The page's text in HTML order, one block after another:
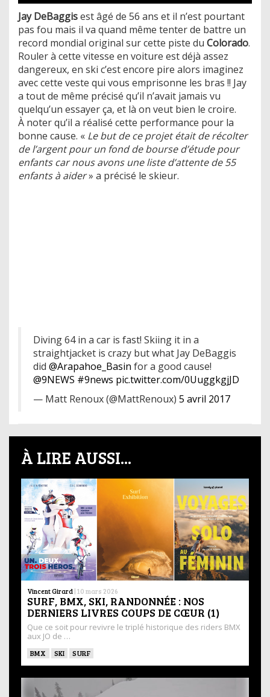
Jay DeBaggisest âgé de 56 ans et il n’est pourtant
pas fou mais il va quand même tenter de battre un
record mondial original sur cette piste du Colorado.
Rouler à cette vitesse en voiture est déjà assez
dangereux, en ski c’est encore pire alors imaginez
avec cette veste qui vous emprisonne les bras !! Jay
a tout de même précisé qu’il n’avait jamais vu
quelqu’un essayer ça, et là on veut bien le croire.
À noter qu’il a réalisé cette performance pour la
bonne cause. « Le but de ce projet était de récolter
de l’argent pour un fond de bourse d’étude pour
enfants car nous avons une liste d’attente de 55
enfants à aider» a précisé le skieur.
Diving 64 in a car is fast! Skiing it in a
straightjacket is crazy but what Jay DeBaggis
did @Arapahoe_Basin for a good cause!
@9NEWS #9news pic.twitter.com/0UuggkgjJD
— Matt Renoux (@MattRenoux) 5 avril 2017
À LIRE AUSSI...
Vincent Girard | 10 mars 2026
SURF, BMX, SKI, RANDONNÉE : NOS
DERNIERS LIVRES COUPS DE CŒUR (1)
Que ce soit pour revivre le triplé historique des riders BMX
aux JO de …
BMX SKI SURF